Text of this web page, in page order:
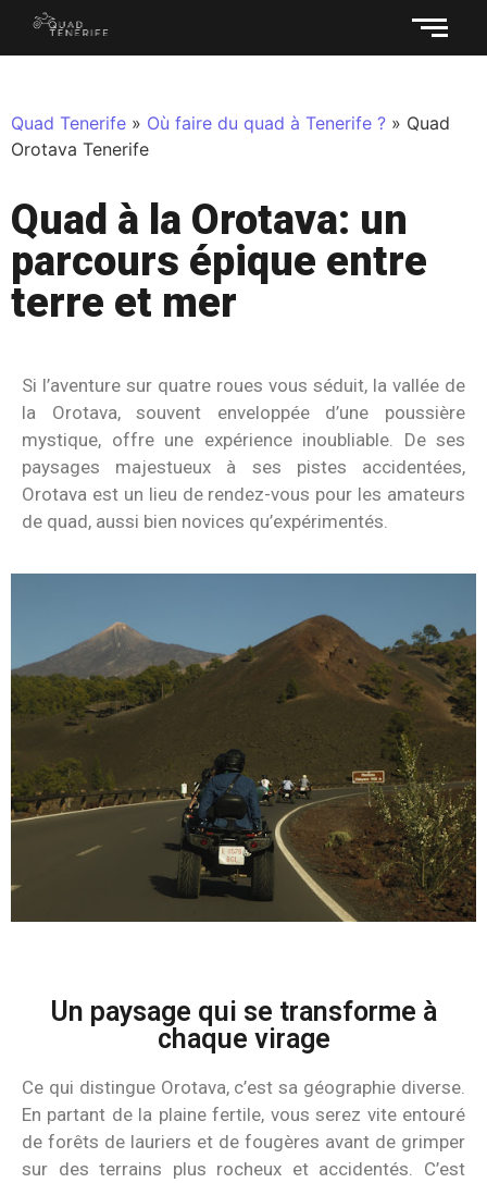
Quad Tenerife » Où faire du quad à Tenerife ? » Quad
Orotava Tenerife
Quad à la Orotava: un
parcours épique entre
terre et mer
Si l’aventure sur quatre roues vous séduit, la vallée de
la Orotava, souvent enveloppée d’une poussière
mystique, offre une expérience inoubliable. De ses
paysages majestueux à ses pistes accidentées,
Orotava est un lieu de rendez-vous pour les amateurs
de quad, aussi bien novices qu’expérimentés.
Un paysage qui se transforme à
chaque virage
Ce qui distingue Orotava, c’est sa géographie diverse.
En partant de la plaine fertile, vous serez vite entouré
de forêts de lauriers et de fougères avant de grimper
sur des terrains plus rocheux et accidentés. C’est